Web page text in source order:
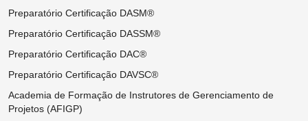
Preparatório Certificação DASM®
Preparatório Certificação DASSM®
Preparatório Certificação DAC®
Preparatório Certificação DAVSC®
Academia de Formação de Instrutores de Gerenciamento de
Projetos (AFIGP)